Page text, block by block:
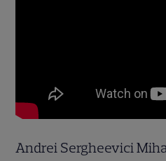
Andrei Sergheevici